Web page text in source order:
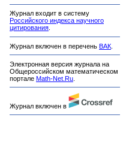
Журнал входит в систему
Российского индекса научного
цитирования.
Журнал включен в перечень ВАК
Электронная версия журнала на
Общероссийском математическом
портале Math-Net.Ru
Журнал включен в